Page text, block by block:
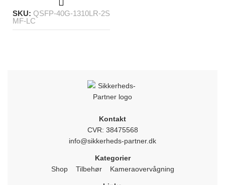
SKU: QSFP-40G-1310LR-2S
MF-LC
Kontakt
CVR: 38475568
info@sikkerheds-partner.dk
Kategorier
Shop
Tilbehør Kameraovervågning